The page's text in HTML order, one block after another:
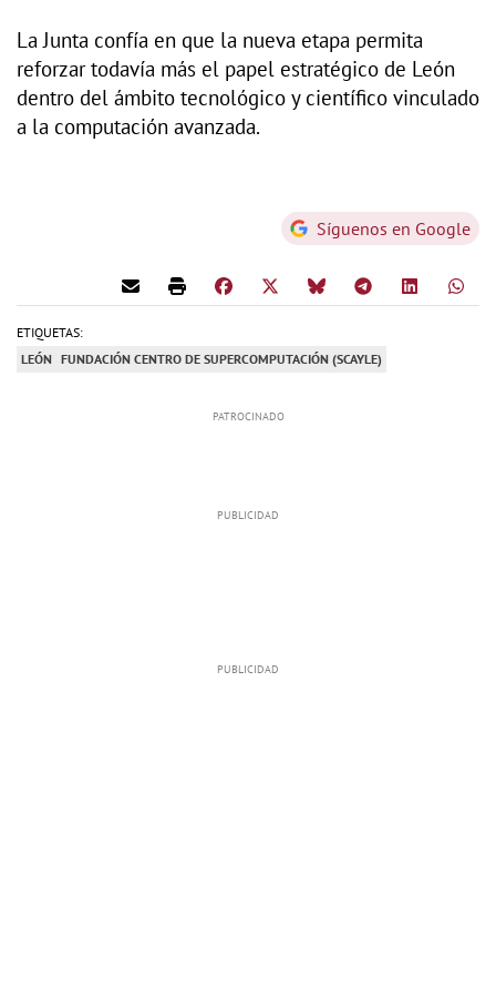
La Junta confía en que la nueva etapa permita
reforzar todavía más el papel estratégico de León
dentro del ámbito tecnológico y científico vinculado
a la computación avanzada.
Síguenos en Google
ETIQUETAS:
LEÓN FUNDACIÓN CENTRO DE SUPERCOMPUTACIÓN (SCAYLE)